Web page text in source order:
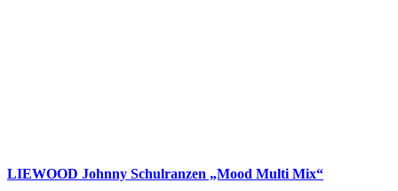
LIEWOOD Johnny Schulranzen „Mood Multi Mix“